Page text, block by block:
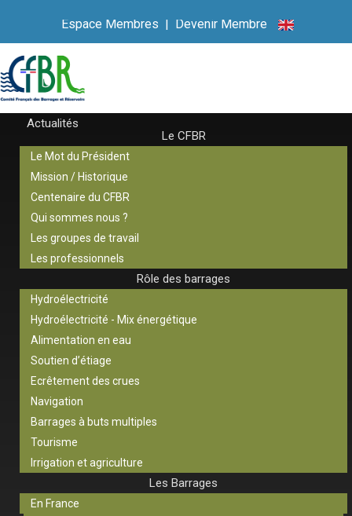
Espace Membres | Devenir Membre
Actualités
Le CFBR
Le Mot du Président
Mission / Historique
Centenaire du CFBR
Qui sommes nous ?
Les groupes de travail
Les professionnels
Rôle des barrages
Hydroélectricité
Hydroélectricité - Mix énergétique
Alimentation en eau
Soutien d’étiage
Ecrêtement des crues
Navigation
Barrages à buts multiples
Tourisme
Irrigation et agriculture
Les Barrages
En France